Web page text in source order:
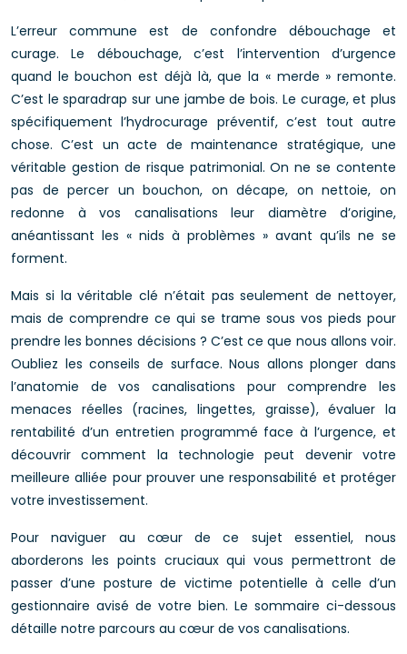
L’erreur commune est de confondre débouchage et
curage. Le débouchage, c’est l’intervention d’urgence
quand le bouchon est déjà là, que la « merde » remonte.
C’est le sparadrap sur une jambe de bois. Le curage, et plus
spécifiquement l’hydrocurage préventif, c’est tout autre
chose. C’est un acte de maintenance stratégique, une
véritable gestion de risque patrimonial. On ne se contente
pas de percer un bouchon, on décape, on nettoie, on
redonne à vos canalisations leur diamètre d’origine,
anéantissant les « nids à problèmes » avant qu’ils ne se
forment.
Mais si la véritable clé n’était pas seulement de nettoyer,
mais de comprendre ce qui se trame sous vos pieds pour
prendre les bonnes décisions ? C’est ce que nous allons voir.
Oubliez les conseils de surface. Nous allons plonger dans
l’anatomie de vos canalisations pour comprendre les
menaces réelles (racines, lingettes, graisse), évaluer la
rentabilité d’un entretien programmé face à l’urgence, et
découvrir comment la technologie peut devenir votre
meilleure alliée pour prouver une responsabilité et protéger
votre investissement.
Pour naviguer au cœur de ce sujet essentiel, nous
aborderons les points cruciaux qui vous permettront de
passer d’une posture de victime potentielle à celle d’un
gestionnaire avisé de votre bien. Le sommaire ci-dessous
détaille notre parcours au cœur de vos canalisations.